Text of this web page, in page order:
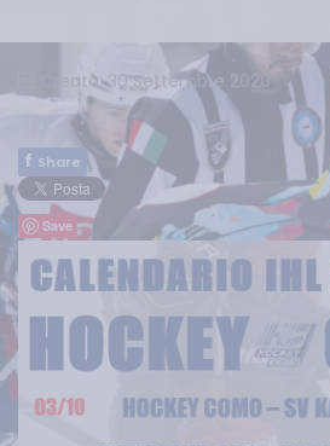
Creato: 30 Settembre 2020
f Share
Save